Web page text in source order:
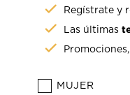
Regístrate y
Las últimas
Promociones,
MUJER